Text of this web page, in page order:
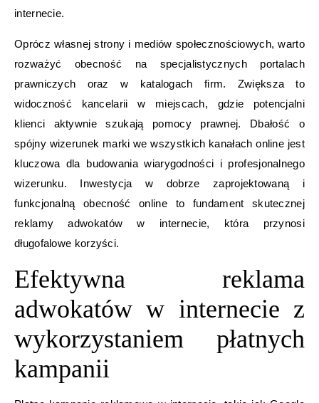
internecie.
Oprócz własnej strony i mediów społecznościowych, warto
rozważyć obecność na specjalistycznych portalach
prawniczych oraz w katalogach firm. Zwiększa to
widoczność kancelarii w miejscach, gdzie potencjalni
klienci aktywnie szukają pomocy prawnej. Dbałość o
spójny wizerunek marki we wszystkich kanałach online jest
kluczowa dla budowania wiarygodności i profesjonalnego
wizerunku. Inwestycja w dobrze zaprojektowaną i
funkcjonalną obecność online to fundament skutecznej
reklamy adwokatów w internecie, która przynosi
długofalowe korzyści.
Efektywna reklama
adwokatów w internecie z
wykorzystaniem płatnych
kampanii